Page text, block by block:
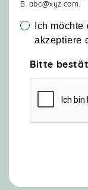
B. abc@xyz.com.
Ich
akzeptiere
Bitte